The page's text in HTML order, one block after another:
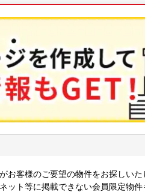
客様のご要望の物件をお探しいた
ト等に掲載できない会員限定物件